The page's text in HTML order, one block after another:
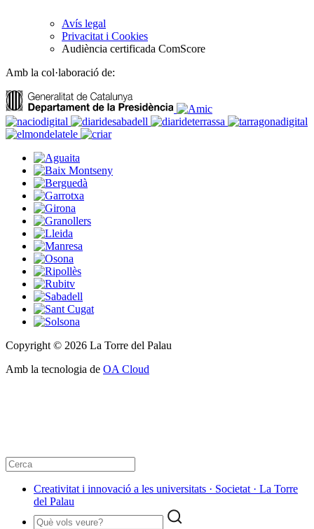
Avís legal
Privacitat i Cookies
Audiència certificada ComScore
Amb la col·laboració de:
Copyright © 2026 La Torre del Palau
Amb la tecnologia de OA Cloud
Creativitat i innovació a les universitats · Societat · La Torre
del Palau